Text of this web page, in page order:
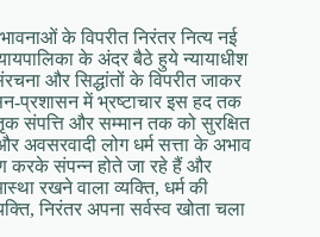
के विपरीत निरंतर नित्य नई
के अंदर बैठे हुये न्यायाधीश
और सिद्धांतों के विपरीत जाकर
प्रशासन में भ्रष्टाचार इस हद तक
संपत्ति और सम्मान तक को सुरक्षित
अवसरवादी लोग धर्म सत्ता के अभाव
करके संपन्न होते जा रहे हैं और
रखने वाला व्यक्ति, धर्म की
निरंतर अपना सर्वस्व खोता चला